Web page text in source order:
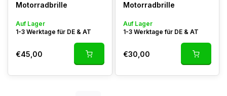
Motorradbrille
Auf Lager
1-3 Werktage für DE & AT
€45,00
Motorradbrille
Auf Lager
1-3 Werktage für DE & AT
€30,00